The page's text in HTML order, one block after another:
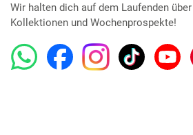
Wir halten dich auf dem Laufenden
Kollektionen und Wochenprospekte!